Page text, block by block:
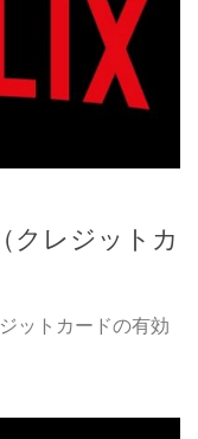
クレジットカ
ットカードの有効